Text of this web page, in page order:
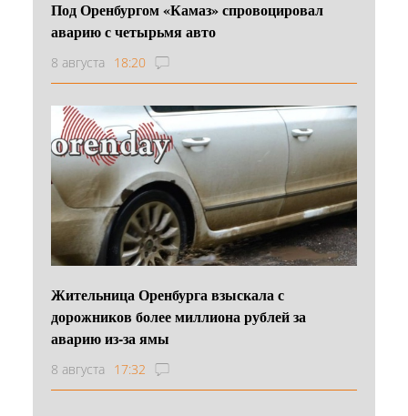
Под Оренбургом «Камаз» спровоцировал
аварию с четырьмя авто
8 августа 18:20
Жительница Оренбурга взыскала с
дорожников более миллиона рублей за
аварию из-за ямы
8 августа 17:32